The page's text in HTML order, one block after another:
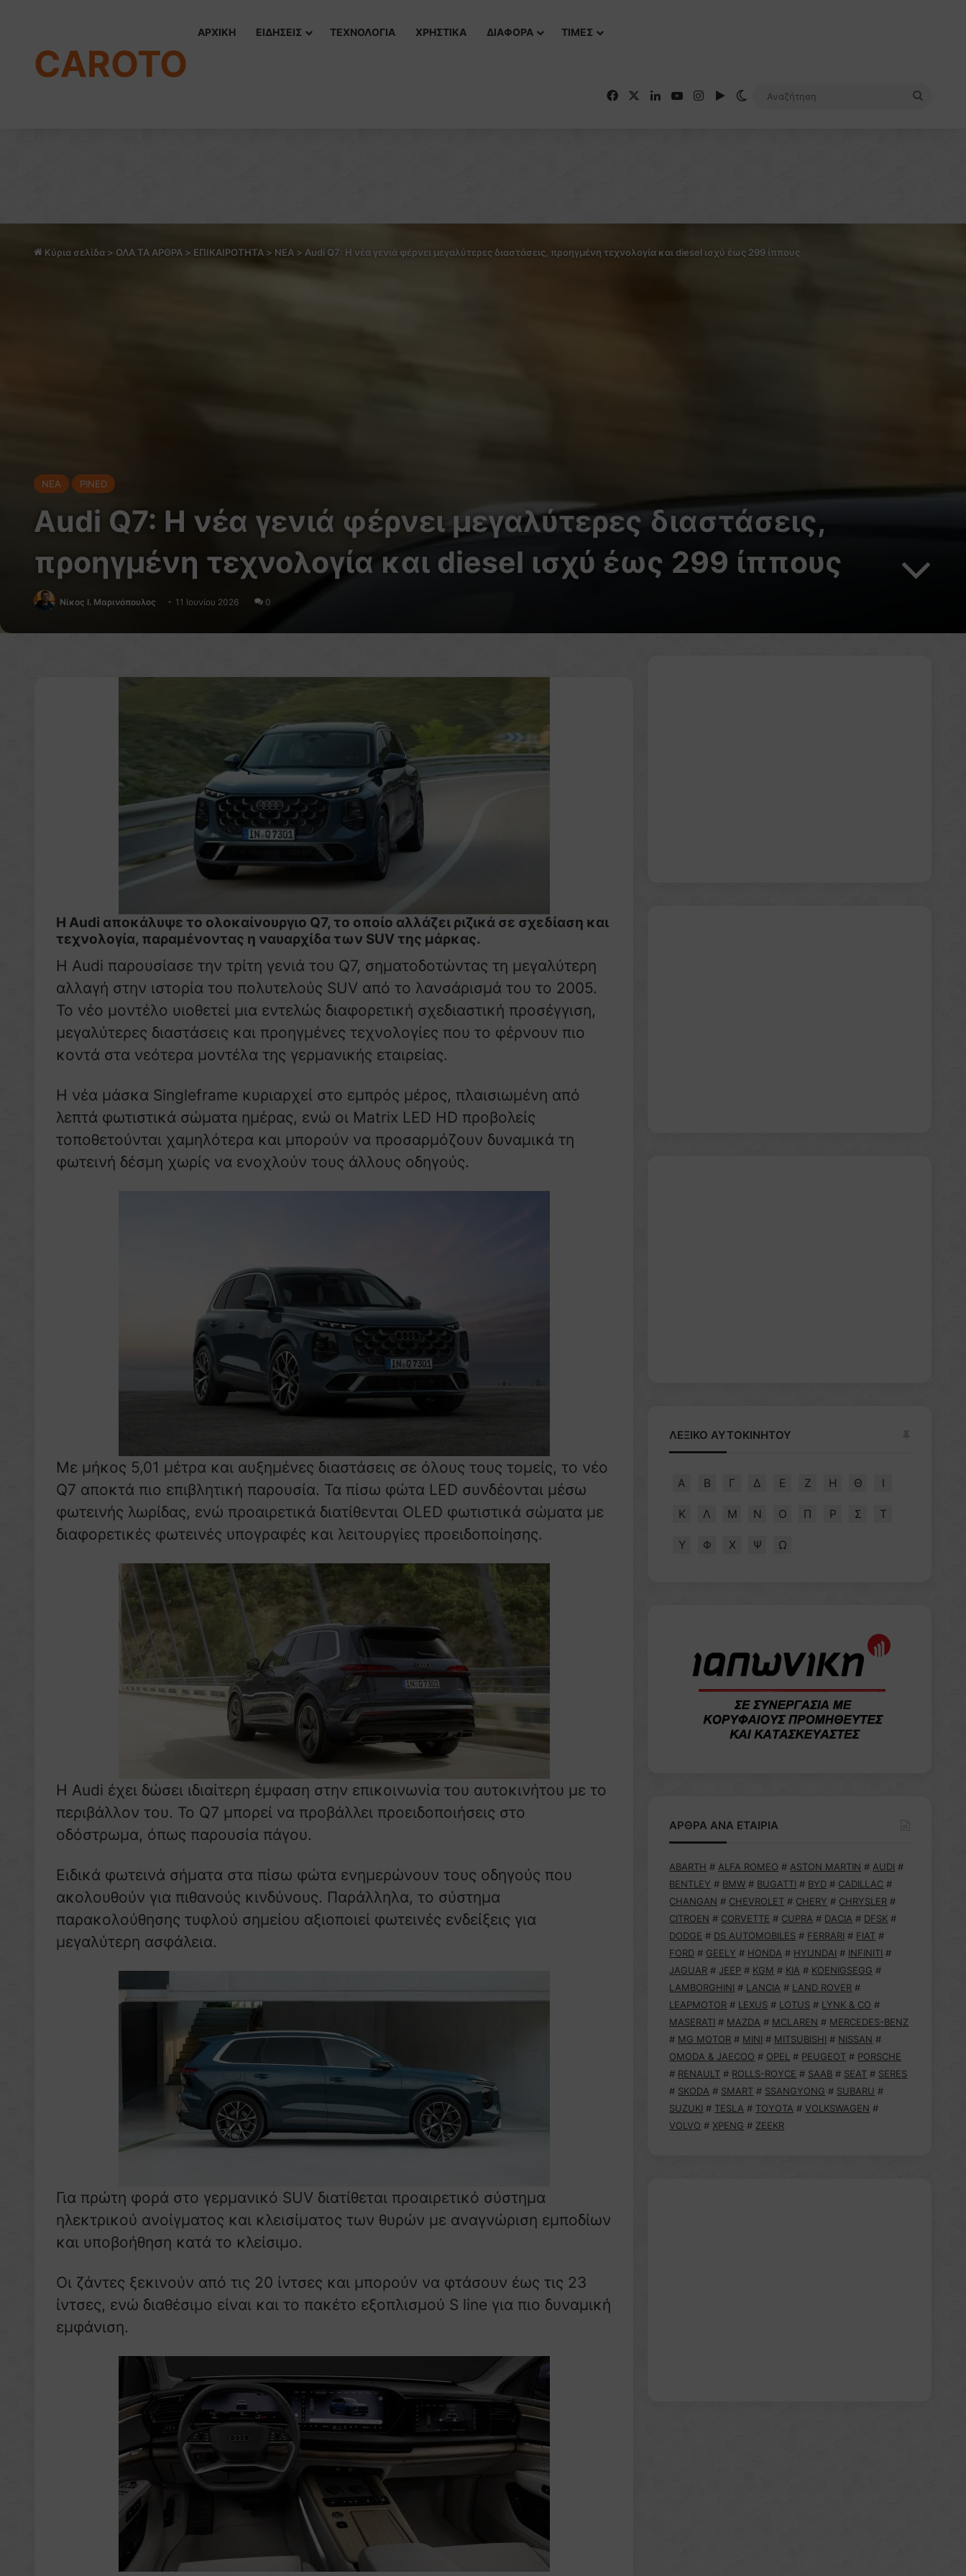
CAROTO
ΑΡΧΙΚΗ ΕΙΔΗΣΕΙΣ ΤΕΧΝΟΛΟΓΙΑ ΧΡΗΣΤΙΚΑ ΔΙΑΦΟΡΑ ΤΙΜΕΣ
FacebookLinkedInYouTubeInstagram
Google Play
Switch skin
Κύρια σελίδα > ΟΛΑ ΤΑ ΑΡΘΡΑ > ΕΠΙΚΑΙΡΟΤΗΤΑ > NEA > Audi Q7: Η νέα γενιά φέρνει μεγαλύτερες διαστάσεις, προηγμένη τεχνολογία και diesel ισχύ έως 299 ίππους
NEA PINED
Audi Q7: Η νέα γενιά φέρνει μεγαλύτερες διαστάσεις,
προηγμένη τεχνολογία και diesel ισχύ έως 299 ίππους
Nίκος Ι. Mαρινόπουλος 11 Ιουνίου 2026 0
Η Audi αποκάλυψε το ολοκαίνουργιο Q7, το οποίο αλλάζει ριζικά σε σχεδίαση και
τεχνολογία, παραμένοντας η ναυαρχίδα των SUV της μάρκας.
Η Audi παρουσίασε την τρίτη γενιά του Q7, σηματοδοτώντας τη μεγαλύτερη
αλλαγή στην ιστορία του πολυτελούς SUV από το λανσάρισμά του το 2005.
Το νέο μοντέλο υιοθετεί μια εντελώς διαφορετική σχεδιαστική προσέγγιση,
μεγαλύτερες διαστάσεις και προηγμένες τεχνολογίες που το φέρνουν πιο
κοντά στα νεότερα μοντέλα της γερμανικής εταιρείας.
Η νέα μάσκα Singleframe κυριαρχεί στο εμπρός μέρος, πλαισιωμένη από
λεπτά φωτιστικά σώματα ημέρας, ενώ οι Matrix LED HD προβολείς
τοποθετούνται χαμηλότερα και μπορούν να προσαρμόζουν δυναμικά τη
φωτεινή δέσμη χωρίς να ενοχλούν τους άλλους οδηγούς.
Με μήκος 5,01 μέτρα και αυξημένες διαστάσεις σε όλους τους τομείς, το νέο
Q7 αποκτά πιο επιβλητική παρουσία. Τα πίσω φώτα LED συνδέονται μέσω
φωτεινής λωρίδας, ενώ προαιρετικά διατίθενται OLED φωτιστικά σώματα με
διαφορετικές φωτεινές υπογραφές και λειτουργίες προειδοποίησης.
Η Audi έχει δώσει ιδιαίτερη έμφαση στην επικοινωνία του αυτοκινήτου με το
περιβάλλον του. Το Q7 μπορεί να προβάλλει προειδοποιήσεις στο
οδόστρωμα, όπως παρουσία πάγου.
Ειδικά φωτεινά σήματα στα πίσω φώτα ενημερώνουν τους οδηγούς που
ακολουθούν για πιθανούς κινδύνους. Παράλληλα, το σύστημα
παρακολούθησης τυφλού σημείου αξιοποιεί φωτεινές ενδείξεις για
μεγαλύτερη ασφάλεια.
Για πρώτη φορά στο γερμανικό SUV διατίθεται προαιρετικό σύστημα
ηλεκτρικού ανοίγματος και κλεισίματος των θυρών με αναγνώριση εμποδίων
και υποβοήθηση κατά το κλείσιμο.
Οι ζάντες ξεκινούν από τις 20 ίντσες και μπορούν να φτάσουν έως τις 23
ίντσες, ενώ διαθέσιμο είναι και το πακέτο εξοπλισμού S line για πιο δυναμική
εμφάνιση.
ΛΕΞΙΚΟ ΑΥΤΟΚΙΝΗΤΟΥ
Α Β Γ Δ Ε Ζ Η Θ Ι
Κ Λ Μ Ν Ο Π Ρ Σ Τ
Υ Φ Χ Ψ Ω
ΑΡΘΡΑ ΑΝΑ ΕΤΑΙΡΙΑ
ABARTH # ALFA ROMEO # ASTON MARTIN # AUDI #
BENTLEY # BMW # BUGATTI # BYD # CADILLAC #
CHANGAN # CHEVROLET # CHERY # CHRYSLER #
CITROEN # CORVETTE # CUPRA # DACIA # DFSK #
DODGE # DS AUTOMOBILES # FERRARI # FIAT #
FORD # GEELY # HONDA # HYUNDAI # INFINITI #
JAGUAR # JEEP # KGM # KIA # KOENIGSEGG #
LAMBORGHINI # LANCIA # LAND ROVER #
LEAPMOTOR # LEXUS # LOTUS # LYNK & CO #
MASERATI # MAZDA # MCLAREN # MERCEDES-BENZ
# MG MOTOR # MINI # MITSUBISHI # NISSAN #
OMODA & JAECOO # OPEL # PEUGEOT # PORSCHE
# RENAULT # ROLLS-ROYCE # SAAB # SEAT # SERES
# SKODA # SMART # SSANGYONG # SUBARU #
SUZUKI # TESLA # TOYOTA # VOLKSWAGEN #
VOLVO # XPENG # ZEEKR